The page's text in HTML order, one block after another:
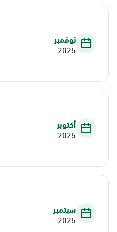
نوفمبر
2025
أكتوبر
2025
سبتمبر
2025